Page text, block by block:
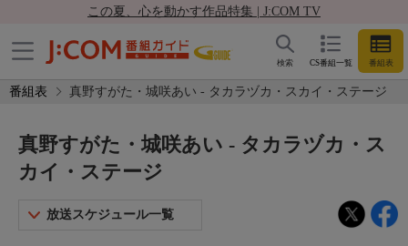
この夏、心を動かす作品特集 | J:COM TV
CS番組一覧 番組表
検索
番組表 真野すがた・城咲あい - タカラヅカ・スカイ・ステージ
真野すがた・城咲あい - タカラヅカ・ス
カイ・ステージ
放送スケジュール一覧